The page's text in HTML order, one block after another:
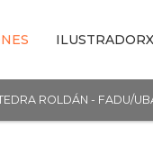
ROLDÁN - FADU/